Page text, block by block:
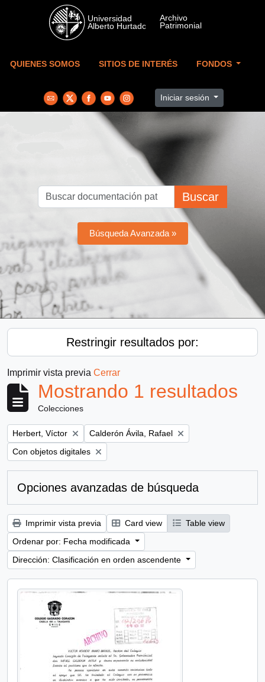
Skip to main content
QUIENES SOMOS SITIOS DE INTERÉS FONDOS
Iniciar sesión
Buscar
Búsqueda Avanzada »
Restringir resultados por:
Imprimir vista previa Cerrar
Mostrando 1 resultados
Colecciones
Remove filter:
Herbert, Víctor Remove filter:
Calderón Ávila, Rafael
Remove filter:
Con objetos digitales
Opciones avanzadas de búsqueda
Imprimir vista previa Card view
Table view
Ordenar por: Fecha modificada
Dirección: Clasificación en orden ascendente